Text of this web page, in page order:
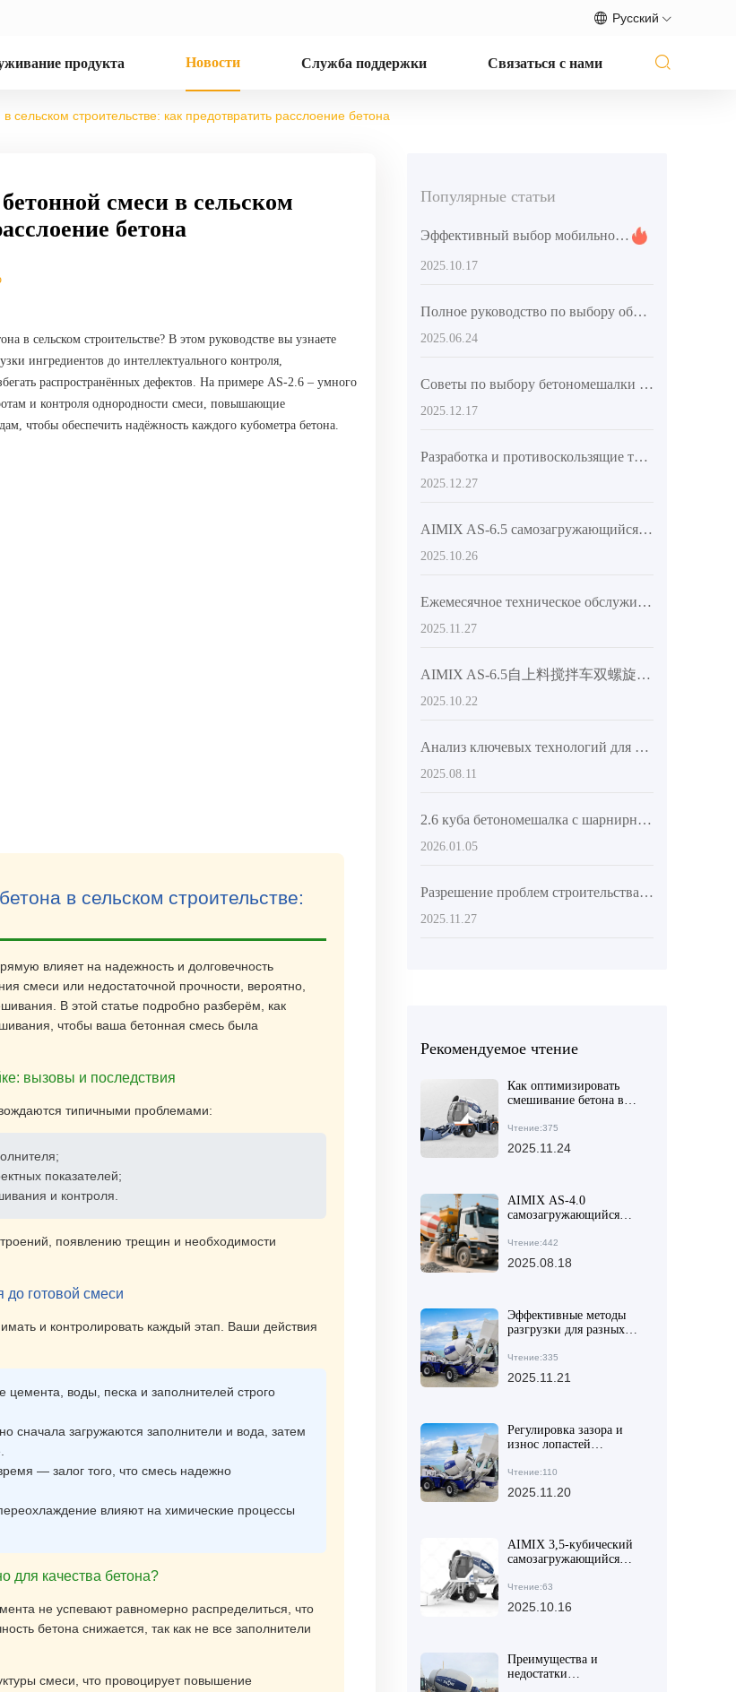
Русский
продукта Новости Служба поддержки Связаться с нами
строительстве: как предотвратить расслоение бетона
смеси в сельском
бетона
в сельском строительстве? В этом руководстве вы узнаете
ингредиентов до интеллектуального контроля,
распространённых дефектов. На примере AS-2.6 – умного
и контроля однородности смеси, повышающие
чтобы обеспечить надёжность каждого кубометра бетона.
в сельском строительстве:
влияет на надежность и долговечность
смеси или недостаточной прочности, вероятно,
В этой статье подробно разберём, как
чтобы ваша бетонная смесь была
вызовы и последствия
типичными проблемами:
показателей;
и контроля.
появлению трещин и необходимости
готовой смеси
и контролировать каждый этап. Ваши действия
цемента, воды, песка и заполнителей строго
сначала загружаются заполнители и вода, затем
— залог того, что смесь надежно
влияют на химические процессы
для качества бетона?
не успевают равномерно распределиться, что
бетона снижается, так как не все заполнители
смеси, что провоцирует повышение
Популярные статьи
Эффективный выбор мобильного смесителя бетона для повышения качества строительства
2025.10.17
Полное руководство по выбору оборудования для смешивания бетона
2025.06.24
Советы по выбору бетономешалки для частного строительства: как повысить эффективность работ
2025.12.17
Разработка и противоскользящие технологии шасси сочлененного бетономешалочного автомобиля для строительства в сельской местности и горах
2025.12.27
AIMIX AS-6.5 самозагружающийся миксер с двойной винтовой системой: преимущества и эффективность
2025.10.26
Ежемесячное техническое обслуживание автобетоносмесителя: от лопастей до гидравлического насоса для продления срока службы на 3 года
2025.11.27
AIMIX AS-6.5自上料搅拌车双螺旋系统实测表现与海外工程案例分享
2025.10.22
Анализ ключевых технологий для повышения маневренности и эффективности выгрузки бетономешалок
2025.08.11
2.6 куба бетономешалка с шарнирной рамой и поворотным барабаном на 270°: преимущества для сложных участков
2026.01.05
Разрешение проблем строительства в сельских и горных районах: как шарнирный бетоносмеситель справляется с склонами и грязными дорогами?
2025.11.27
Рекомендуемое чтение
Как оптимизировать
смешивание бетона в
технологий умного
управления:
снижения ошибок
Чтение:375
2025.11.24
AIMIX AS-4.0
самозагружающийся
эффективная разгрузка
на стройплощадках
Чтение:442
2025.08.18
Эффективные методы
разгрузки для разных
от дорожного
строительства до
Чтение:335
2025.11.21
Регулировка зазора и
износ лопастей
руководство по
предотвращению
Чтение:110
2025.11.20
AIMIX 3,5-кубический
самозагружающийся
идеальный выбор для
повышения
Чтение:63
2025.10.16
Преимущества и
недостатки